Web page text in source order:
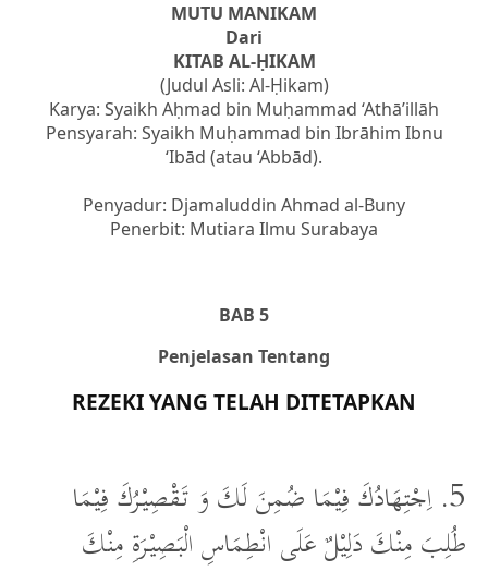
MUTU MANIKAM
Dari
KITAB AL-ḤIKAM
(Judul Asli: Al-Ḥikam)
Karya: Syaikh Aḥmad bin Muḥammad ‘Athā’illāh
Pensyarah: Syaikh Muḥammad bin Ibrāhim Ibnu
‘Ibād (atau ‘Abbād).
Penyadur: Djamaluddin Ahmad al-Buny
Penerbit: Mutiara Ilmu Surabaya
BAB 5
Penjelasan Tentang
REZEKI YANG TELAH DITETAPKAN
5. اِجْتِهَادُكَ فِيْمَا ضُمِنَ لَكَ وَ تَقْصِيْرُكَ فِيْمَا
طُلِبَ مِنْكَ دَلِيْلٌ عَلَى انْطِمَاسِ الْبَصِيْرَةِ مِنْكَ